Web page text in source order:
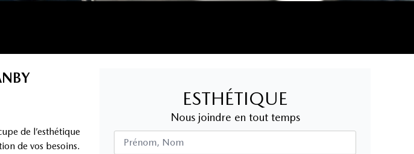
de l’esthétique
de vos besoins.
ESTHÉTIQUE
Nous joindre en tout temps
Prénom, Nom